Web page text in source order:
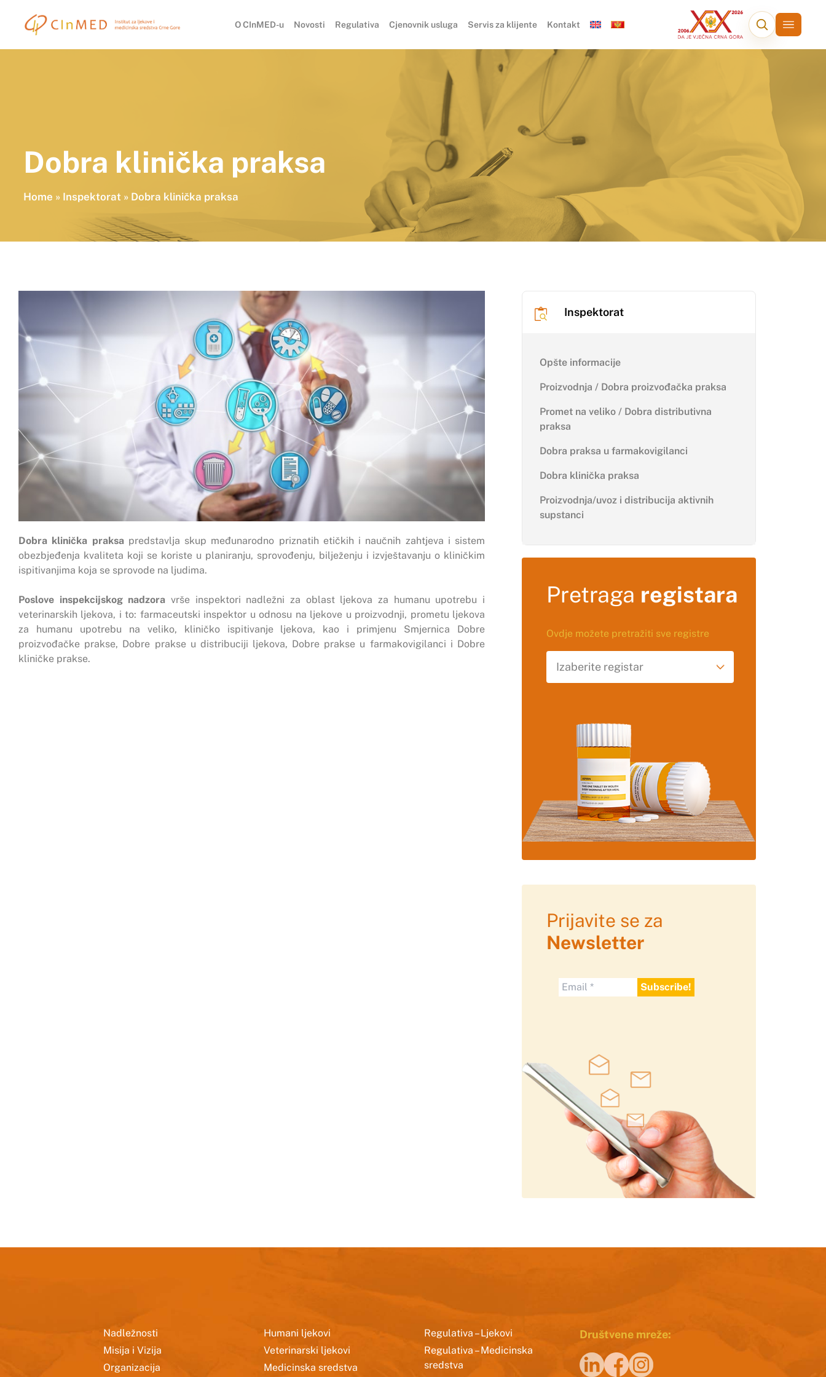
O CInMED-u Novosti Regulativa Cjenovnik usluga Servis za klijente Kontakt
Dobra klinička praksa
Home » Inspektorat » Dobra klinička praksa
Dobra klinička praksa predstavlja skup međunarodno priznatih etičkih i naučnih zahtjeva i sistem
obezbjeđenja kvaliteta koji se koriste u planiranju, sprovođenju, bilježenju i izvještavanju o kliničkim
ispitivanjima koja se sprovode na ljudima.
Poslove inspekcijskog nadzora vrše inspektori nadležni za oblast ljekova za humanu upotrebu i
veterinarskih ljekova, i to: farmaceutski inspektor u odnosu na ljekove u proizvodnji, prometu ljekova
za humanu upotrebu na veliko, kliničko ispitivanje ljekova, kao i primjenu Smjernica Dobre
proizvođačke prakse, Dobre prakse u distribuciji ljekova, Dobre prakse u farmakovigilanci i Dobre
kliničke prakse.
Inspektorat
Opšte informacije
Proizvodnja / Dobra proizvođačka praksa
Promet na veliko / Dobra distributivna
praksa
Dobra praksa u farmakovigilanci
Dobra klinička praksa
Proizvodnja/uvoz i distribucija aktivnih
supstanci
Pretraga registara
Ovdje možete pretražiti sve registre
Prijavite se za
Newsletter
Nadležnosti
Misija i Vizija
Organizacija
Humani ljekovi
Veterinarski ljekovi
Medicinska sredstva
Regulativa – Ljekovi
Regulativa – Medicinska
sredstva
Društvene mreže: